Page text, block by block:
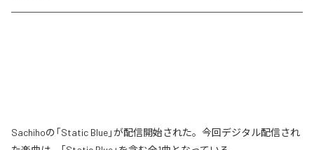
Sachihoの「Static Blue」が配信開始された。今回デジタル配信され